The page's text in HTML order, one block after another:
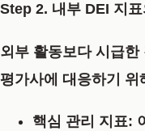
Step 2. 내부 DEI 지표
외부 활동보다 시급한
평가사에 대응하기 위
핵심 관리 지표: